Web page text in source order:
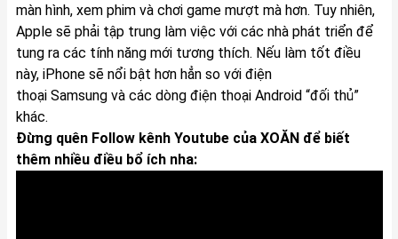
màn hình, xem phim và chơi game mượt mà hơn. Tuy nhiên,
Apple sẽ phải tập trung làm việc với các nhà phát triển để
tung ra các tính năng mới tương thích. Nếu làm tốt điều
này, iPhone sẽ nổi bật hơn hẳn so với điện
thoại Samsung và các dòng điện thoại Android “đối thủ”
khác.
Đừng quên Follow kênh Youtube của XOĂN để biết
thêm nhiều điều bổ ích nha: